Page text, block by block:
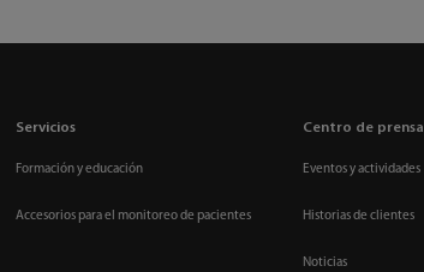
Servicios
Formación y educación
Accesorios para el monitoreo de pacientes
Centro de prensa
Eventos y actividades
Historias de clientes
Noticias